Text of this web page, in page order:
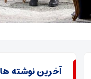
آخرین نوشته ها